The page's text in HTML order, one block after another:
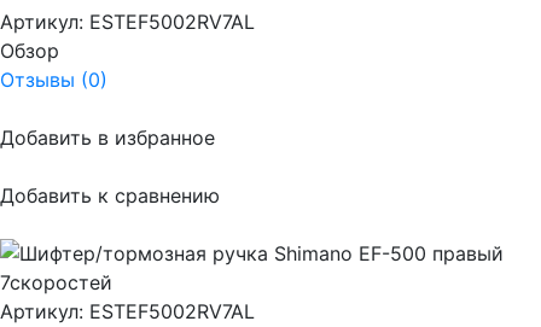
Артикул: ESTEF5002RV7AL
Обзор
Отзывы (0)
Добавить в избранное
Добавить к сравнению
Артикул: ESTEF5002RV7AL